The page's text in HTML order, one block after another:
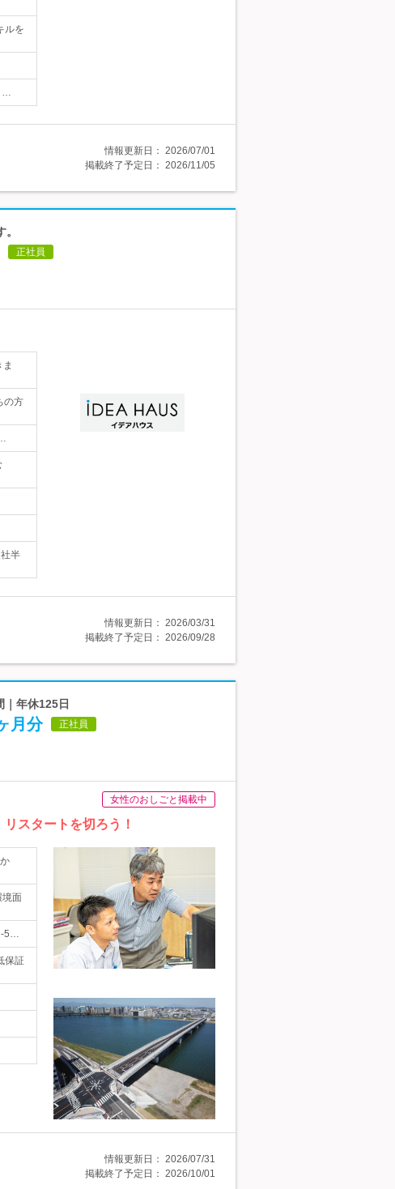
ルを
…
情報更新日： 2026/07/01
掲載終了予定日： 2026/11/05
正社員
の方
半
情報更新日： 2026/03/31
掲載終了予定日： 2026/09/28
年休125日
月分 正社員
女性のおしごと掲載中
スタートを切ろう！
境面
5…
保証
情報更新日： 2026/07/31
掲載終了予定日： 2026/10/01